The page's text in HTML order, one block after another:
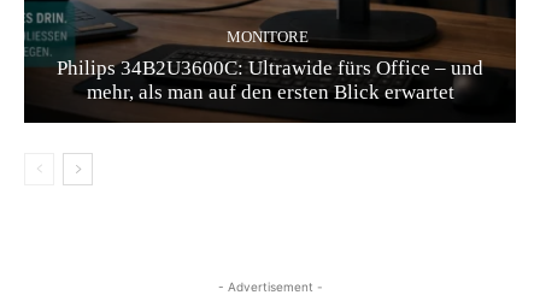
MONITORE
Philips 34B2U3600C: Ultrawide fürs Office – und
mehr, als man auf den ersten Blick erwartet
- Advertisement -